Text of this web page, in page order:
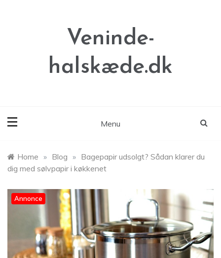
Veninde-
halskæde.dk
Menu
Home » Blog » Bagepapir udsolgt? Sådan klarer du
dig med sølvpapir i køkkenet
Annonce